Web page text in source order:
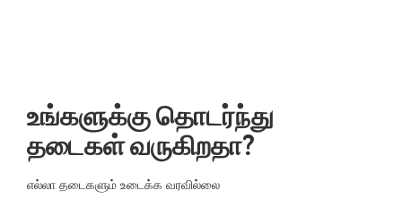
உங்களுக்கு தொடர்ந்து
தடைகள் வருகிறதா?
எல்லா தடைகளும் உடைக்க வரவில்லை